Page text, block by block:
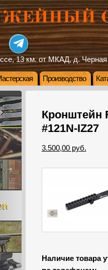
13 км. от МКАД, д. Черная
Производство
Кронштейн
#121N-IZ27
3.500,00 руб.
Наличие товара